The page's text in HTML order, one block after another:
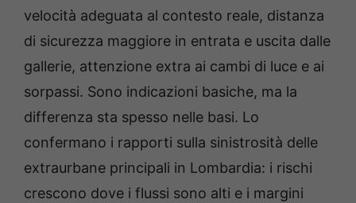
velocità adeguata al contesto reale, distanza
di sicurezza maggiore in entrata e uscita dalle
gallerie, attenzione extra ai cambi di luce e ai
sorpassi. Sono indicazioni basiche, ma la
differenza sta spesso nelle basi. Lo
confermano i rapporti sulla sinistrosità delle
extraurbane principali in Lombardia: i rischi
crescono dove i flussi sono alti e i margini